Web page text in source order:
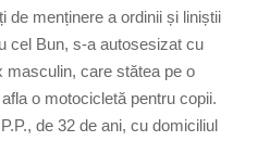
de menținere a ordinii și liniștii
cel Bun, s-a autosesizat cu
masculin, care stătea pe o
o motocicletă pentru copii.
de 32 de ani, cu domiciliul